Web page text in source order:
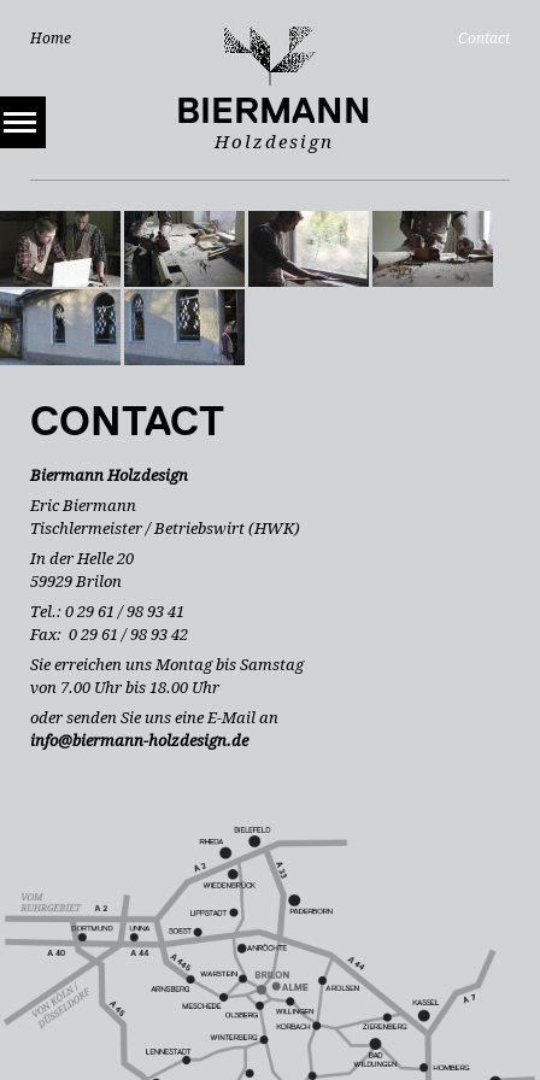
BIERMANN
Holzdesign
Navigation
Home
Navigation
Contact
CONTACT
Biermann Holzdesign
Eric Biermann
Tischlermeister / Betriebswirt (HWK)
In der Helle 20
59929 Brilon
Tel.: 0 29 61 / 98 93 41
Fax: 0 29 61 / 98 93 42
Sie erreichen uns Montag bis Samstag
von 7.00 Uhr bis 18.00 Uhr
oder senden Sie uns eine E-Mail an
info@biermann-holzdesign.de